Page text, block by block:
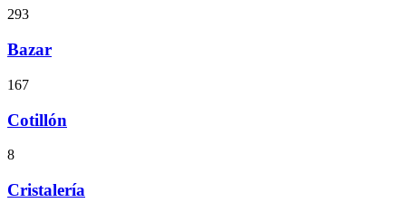
293
Bazar
167
Cotillón
8
Cristalería